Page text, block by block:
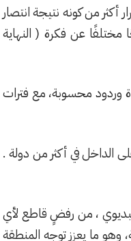
من كونه نتيجة انتصار
عن فكرة ( النهاية
وردود محسوبة، مع فترات
الداخل في أكثر من دولة .
، من رفضٍ قاطع لأي
وهو ما يعزز توجه المنطقة